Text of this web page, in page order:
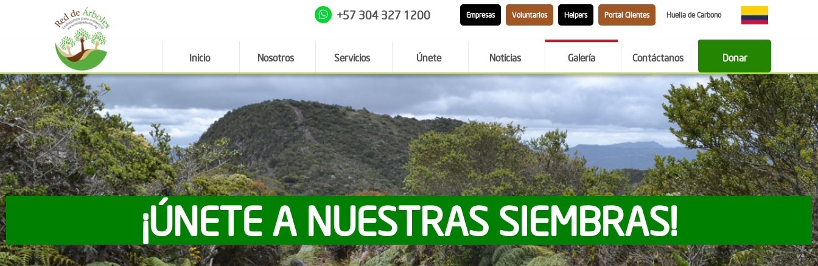
+57 304 327 1200 Empresas Voluntarios Helpers Portal Clientes Huella de Carbono
Inicio Nosotros Servicios Únete Noticias Galería Contáctanos Donar
¡ÚNETE A NUESTRAS SIEMBRAS!